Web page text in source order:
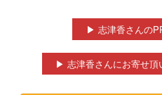
▶ 志津香さんの
▶ 志津香さんにお寄せ頂